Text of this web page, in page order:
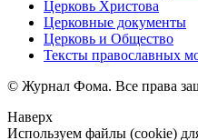
Церковь Христова
Церковные документы
Церковь и Общество
Тексты православных
© Журнал Фома. Все права
Наверх
Используем файлы (cookie)